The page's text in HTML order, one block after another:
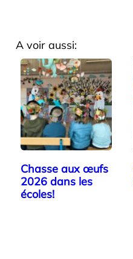
A voir aussi:
Chasse aux œufs
2026 dans les
écoles!